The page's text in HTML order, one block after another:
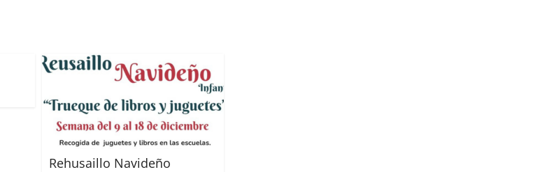
Rehusaillo Navideño